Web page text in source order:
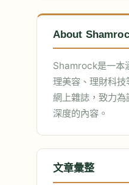
About
Shamrock是一本
理美容、理財科
網上雜誌，致力
深度的內容。
文章彙整